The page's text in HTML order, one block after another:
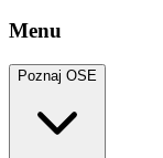
Menu
Poznaj OSE